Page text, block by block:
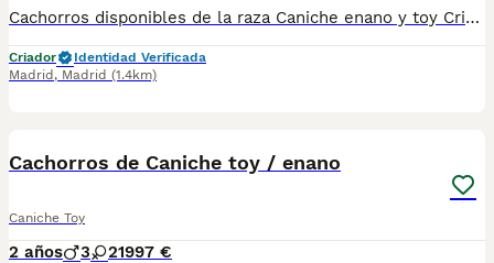
Cachorros disponibles de la raza Caniche enano y toy Criadores responsables y profesionales. Exigimos seriedad. Posibilidad de ver a los ejemplares en su lugar de nacimiento junto con sus padres. Se entregan con toda su documentación en regla. tlf 679 67 30 10 preferimos una llamada teléfonica para resolver dudas, pero podeis conocernos en altodelpago.es intagram@altodelpago
Criador
Identidad Verificada
Madrid , Madrid (1.4km)
Cachorros de Caniche toy / enano
Caniche Toy
2 años 3 21997 €